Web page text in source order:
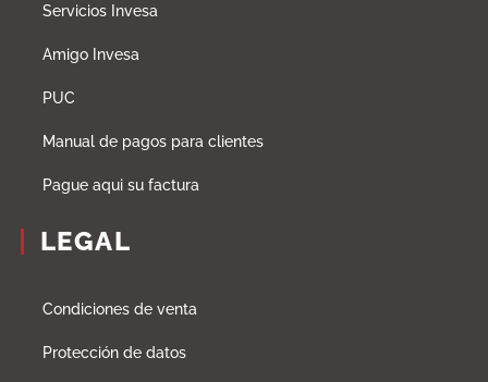
Servicios Invesa
Amigo Invesa
PUC
Manual de pagos para clientes
Pague aqui su factura
LEGAL
Condiciones de venta
Protección de datos